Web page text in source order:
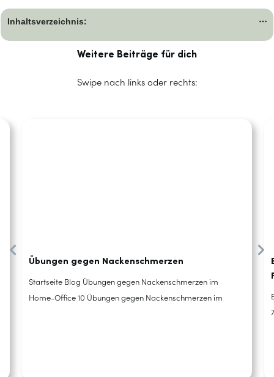
Inhaltsverzeichnis:
Weitere Beiträge für dich
Swipe nach links oder rechts:
Übungen gegen Nackenschmerzen
Startseite Blog Übungen gegen Nackenschmerzen im
Home-Office 10 Übungen gegen Nackenschmerzen im